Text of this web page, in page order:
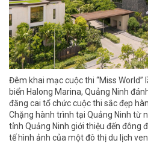
Đêm khai mạc cuộc thi “Miss
biển Halong Marina, Quảng Ninh
đăng cai tổ chức cuộc thi sắc đẹp
Chặng hành trình tại Quảng Ninh từ
tỉnh Quảng Ninh giới thiệu đến đông
tế hình ảnh của một đô thị du lịch